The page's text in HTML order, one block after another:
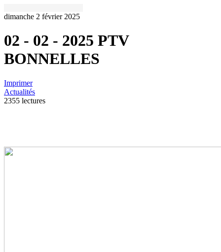
dimanche 2 février 2025
02 - 02 - 2025 PTV
BONNELLES
Imprimer
Actualités
2355 lectures